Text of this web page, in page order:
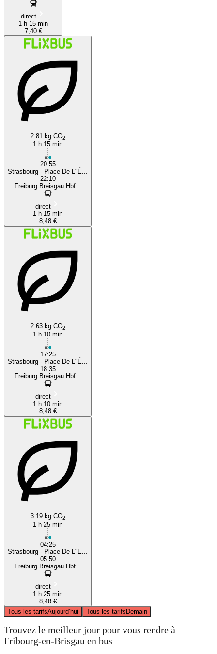
direct
1 h 15 min
7,40 €
2.81 kg CO2
1 h 15 min
20:55
Strasbourg - Place De L"É...
22:10
Freiburg Breisgau Hbf...
direct
1 h 15 min
8,48 €
2.63 kg CO2
1 h 10 min
17:25
Strasbourg - Place De L"É...
18:35
Freiburg Breisgau Hbf...
direct
1 h 10 min
8,48 €
3.19 kg CO2
1 h 25 min
04:25
Strasbourg - Place De L"É...
05:50
Freiburg Breisgau Hbf...
direct
1 h 25 min
8,48 €
Tous les tarifsAujourd’hui Tous les tarifsDemain
Trouvez le meilleur jour pour vous rendre à
Fribourg-en-Brisgau en bus